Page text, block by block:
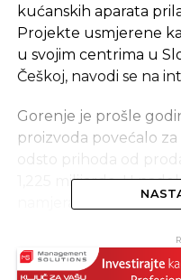
kućanskih aparata
Projekte usmjerene
u svojim centrima u
Češkoj, navodi se na
Gorenje je prošle
proizvoda povećalo
odsto prihoda od
1,225 milijarde. U
namjerava i dodatno
Vlada je odluku da se
Gorenju u visini do 50